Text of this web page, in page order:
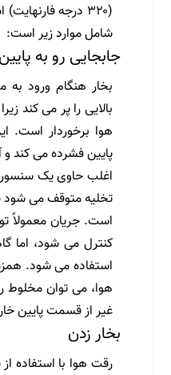
(۳۲۰ درجه
شامل موارد زیر است:
جابجایی رو به پایین
بخار هنگام ورود
بالایی را پر می کند
هوا برخوردار است.
پایین فشرده می کند
اغلب حاوی یک
تخلیه متوقف می شود
است. جریان معمولاً
کنترل می شود، اما
استفاده می شود.
هوا، می توان مخلوط
غیر از قسمت پایین
بخار زدن
رقت هوا با استفاده